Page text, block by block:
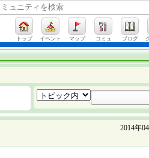
トップ イベント マップ コミュ ブログ
2014年